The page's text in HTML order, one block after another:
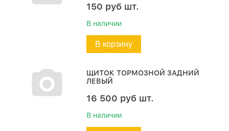
150 руб шт.
В наличии
В корзину
ЩИТОК ТОРМОЗНОЙ ЗАДНИЙ
ЛЕВЫЙ
16 500 руб шт.
В наличии